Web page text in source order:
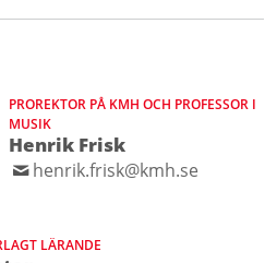
PROREKTOR PÅ KMH OCH PROFESSOR I
MUSIK
Henrik Frisk
henrik.frisk@kmh.se
LÄRANDE